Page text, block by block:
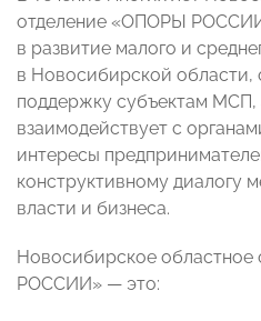
отделение «ОПОРЫ
в развитие малого и
в Новосибирской области,
поддержку субъектам МСП,
взаимодействует с
интересы
конструктивному диалогу
власти и бизнеса.
Новосибирское
РОССИИ» — это: